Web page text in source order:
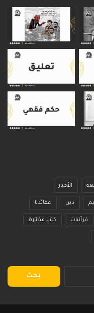
الأخبار
دين عقائدنا
قرآنيات كتب مختارة
البحث